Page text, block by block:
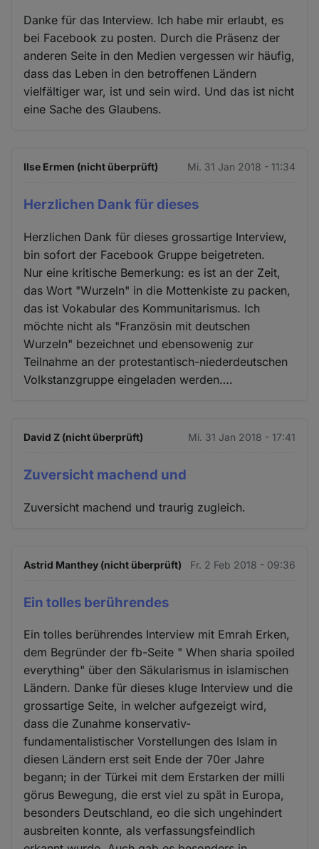
Danke für das Interview. Ich habe mir erlaubt, es
bei Facebook zu posten. Durch die Präsenz der
anderen Seite in den Medien vergessen wir häufig,
dass das Leben in den betroffenen Ländern
vielfältiger war, ist und sein wird. Und das ist nicht
eine Sache des Glaubens.
Ilse Ermen (nicht überprüft) Mi. 31 Jan 2018 - 11:34
Herzlichen Dank für dieses
Herzlichen Dank für dieses grossartige Interview,
bin sofort der Facebook Gruppe beigetreten.
Nur eine kritische Bemerkung: es ist an der Zeit,
das Wort "Wurzeln" in die Mottenkiste zu packen,
das ist Vokabular des Kommunitarismus. Ich
möchte nicht als "Französin mit deutschen
Wurzeln" bezeichnet und ebensowenig zur
Teilnahme an der protestantisch-niederdeutschen
Volkstanzgruppe eingeladen werden….
David Z (nicht überprüft) Mi. 31 Jan 2018 - 17:41
Zuversicht machend und
Zuversicht machend und traurig zugleich.
Astrid Manthey (nicht überprüft) Fr. 2 Feb 2018 - 09:36
Ein tolles berührendes
Ein tolles berührendes Interview mit Emrah Erken,
dem Begründer der fb-Seite " When sharia spoiled
everything" über den Säkularismus in islamischen
Ländern. Danke für dieses kluge Interview und die
grossartige Seite, in welcher aufgezeigt wird,
dass die Zunahme konservativ-
fundamentalistischer Vorstellungen des Islam in
diesen Ländern erst seit Ende der 70er Jahre
begann; in der Türkei mit dem Erstarken der milli
görus Bewegung, die erst viel zu spät in Europa,
besonders Deutschland, eo die sich ungehindert
ausbreiten konnte, als verfassungsfeindlich